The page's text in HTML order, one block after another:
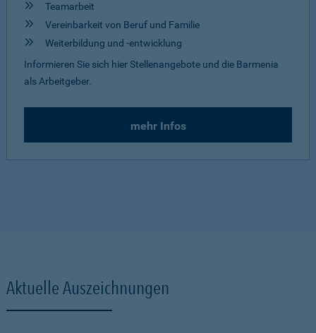
Teamarbeit
Vereinbarkeit von Beruf und Familie
Weiterbildung und -entwicklung
Informieren Sie sich hier Stellenangebote und die Barmenia
als Arbeitgeber.
mehr Infos
Aktuelle Auszeichnungen